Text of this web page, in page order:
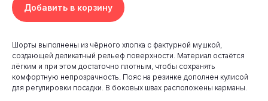
Добавить в корзину
Шорты выполнены из чёрного хлопка с фактурной мушкой,
создающей деликатный рельеф поверхности. Материал остаётся
лёгким и при этом достаточно плотным, чтобы сохранять
комфортную непрозрачность. Пояс на резинке дополнен кулисой
для регулировки посадки. В боковых швах расположены карманы.